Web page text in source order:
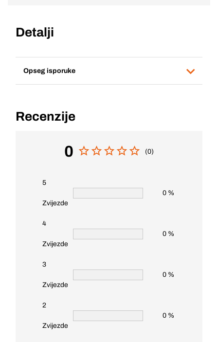
Detalji
Opseg isporuke
Recenzije
0 (0)
5
Zvijezde
0 %
4
Zvijezde
0 %
3
Zvijezde
0 %
2
Zvijezde
0 %